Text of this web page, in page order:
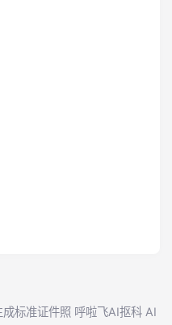
成标准证件照 呼啦飞AI抠科 AI